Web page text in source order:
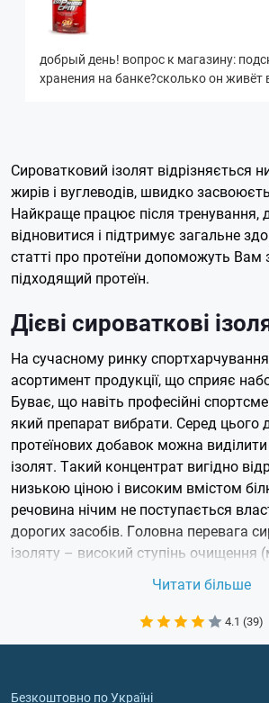
добрый день! вопрос к магазину:
хранения на банке?сколько он живёт
Сироватковий ізолят відрізняється
жирів і вуглеводів, швидко
Найкраще працює після тренування,
відновитися і підтримує загальне
статті про протеїни допоможуть Вам
підходящий протеїн.
Дієві сироваткові
На сучасному ринку
асортимент продукції, що сприяє
Буває, що навіть професійні
який препарат вибрати. Серед цього
протеїнових добавок можна
ізолят. Такий концентрат вигідно
низькою ціною і високим вмістом
речовина нічим не поступається
дорогих засобів. Головна перевага
ізоляту – високий ступінь очищення
89% білка) і майже повна відсутність
сироваткового протеїну. Це
Читати більше
4.1 (39)
Безкоштовно по Україні